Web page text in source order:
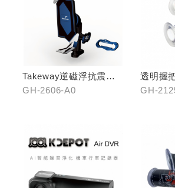
Takeway逆磁浮抗震手
機架
GH-2606-A0
透明握
GH-